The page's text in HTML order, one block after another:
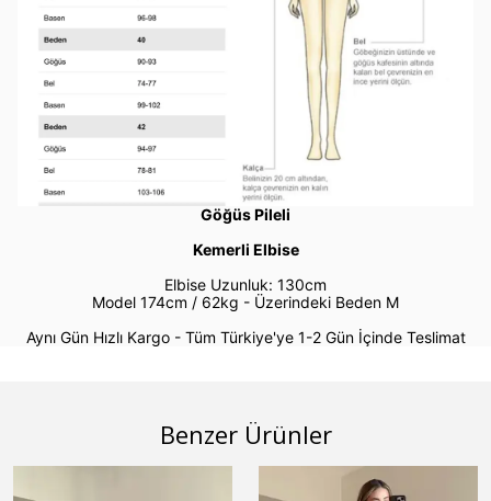
Göğüs Pileli
Kemerli Elbise
Elbise Uzunluk: 130cm
Model 174cm / 62kg - Üzerindeki Beden M
Aynı Gün Hızlı Kargo - Tüm Türkiye'ye 1-2 Gün İçinde Teslimat
Benzer Ürünler